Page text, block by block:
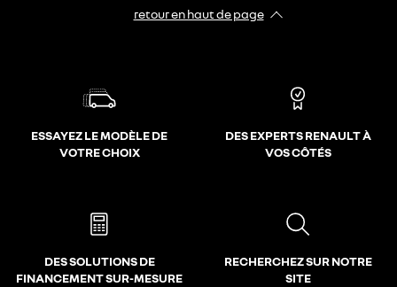
retour en haut de page​
ESSAYEZ LE MODÈLE DE
VOTRE CHOIX
DES EXPERTS RENAULT À
VOS CÔTÉS
DES SOLUTIONS DE
FINANCEMENT SUR-MESURE
RECHERCHEZ SUR NOTRE
SITE